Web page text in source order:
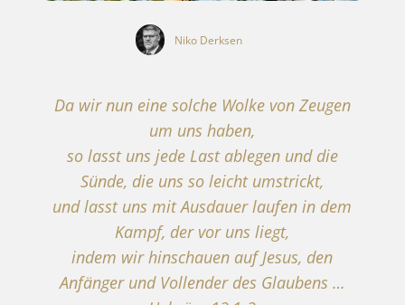
Niko Derksen
Da wir nun eine solche Wolke von Zeugen
um uns haben,
so lasst uns jede Last ablegen und die
Sünde, die uns so leicht umstrickt,
und lasst uns mit Ausdauer laufen in dem
Kampf, der vor uns liegt,
indem wir hinschauen auf Jesus, den
Anfänger und Vollender des Glaubens …